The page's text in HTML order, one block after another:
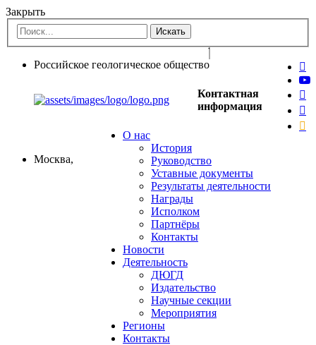
Закрыть
Российское геологическое общество
О нас
История
Руководство
Уставные документы
Результаты деятельности
Награды
Исполком
Партнёры
Контакты
Новости
Деятельность
ДЮГД
Издательство
Научные секции
Мероприятия
Регионы
Контакты
Контактная
информация
Москва,